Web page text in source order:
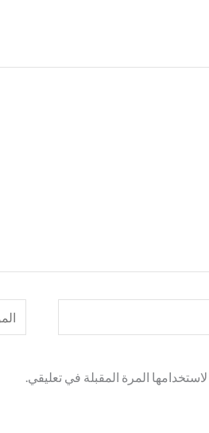
المرة المقبلة في تعليقي.